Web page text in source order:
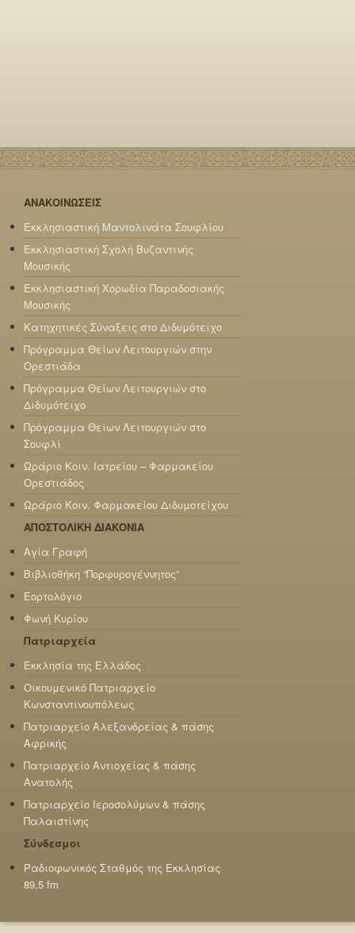
ΑΝΑΚΟΙΝΩΣΕΙΣ
Εκκλησιαστική Μαντολινάτα Σουφλίου
Εκκλησιαστική Σχολή Βυζαντινής
Μουσικής
Εκκλησιαστική Χορωδία Παραδοσιακής
Μουσικής
Κατηχητικές Σύναξεις στο Διδυμότειχο
Πρόγραμμα Θείων Λειτουργιών στην
Ορεστιάδα
Πρόγραμμα Θείων Λειτουργιών στο
Διδυμότειχο
Πρόγραμμα Θείων Λειτουργιών στο
Σουφλί
Ωράριο Κοιν. Ιατρείου – Φαρμακείου
Ορεστιάδος
Ωράριο Κοιν. Φαρμακείου Διδυμοτείχου
ΑΠΟΣΤΟΛΙΚΗ ΔΙΑΚΟΝΙΑ
Αγία Γραφή
Βιβλιοθήκη “Πορφυρογέννητος”
Εορτολόγιο
Φωνή Κυρίου
Πατριαρχεία
Εκκλησία της Ελλάδος
Οικουμενικό Πατριαρχείο
Κωνσταντινουπόλεως
Πατριαρχείο Αλεξανδρείας & πάσης
Αφρικής
Πατριαρχείο Αντιοχείας & πάσης
Ανατολής
Πατριαρχείο Ιεροσολύμων & πάσης
Παλαιστίνης
Σύνδεσμοι
Ραδιοφωνικός Σταθμός της Εκκλησίας
89,5 fm